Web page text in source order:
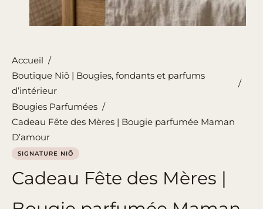
Accueil /
Boutique Niõ | Bougies, fondants et parfums
d’intérieur
/
Bougies Parfumées /
Cadeau Fête des Mères | Bougie parfumée Maman
D’amour
SIGNATURE NIÕ
Cadeau Fête des Mères |